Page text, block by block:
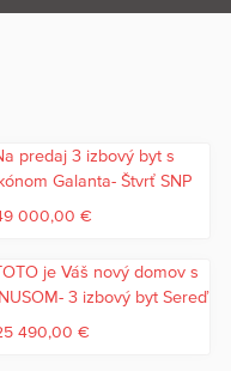
000,00 €
490,00 €